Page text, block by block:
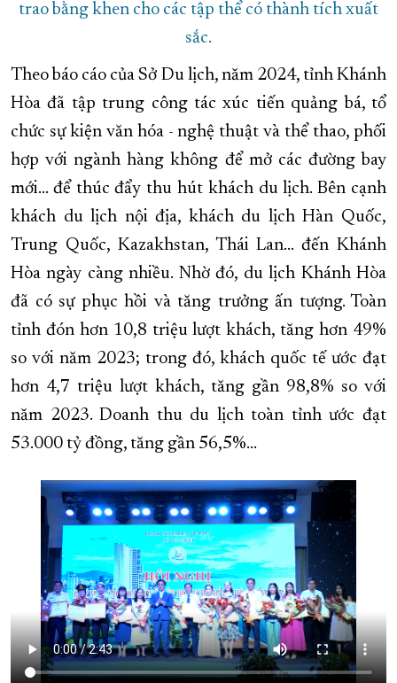
trao bằng khen cho các tập thể có thành tích xuất
sắc.
Theo báo cáo của Sở Du lịch, năm 2024, tỉnh Khánh
Hòa đã tập trung công tác xúc tiến quảng bá, tổ
chức sự kiện văn hóa - nghệ thuật và thể thao, phối
hợp với ngành hàng không để mở các đường bay
mới… để thúc đẩy thu hút khách du lịch. Bên cạnh
khách du lịch nội địa, khách du lịch Hàn Quốc,
Trung Quốc, Kazakhstan, Thái Lan… đến Khánh
Hòa ngày càng nhiều. Nhờ đó, du lịch Khánh Hòa
đã có sự phục hồi và tăng trưởng ấn tượng. Toàn
tỉnh đón hơn 10,8 triệu lượt khách, tăng hơn 49%
so với năm 2023; trong đó, khách quốc tế ước đạt
hơn 4,7 triệu lượt khách, tăng gần 98,8% so với
năm 2023. Doanh thu du lịch toàn tỉnh ước đạt
53.000 tỷ đồng, tăng gần 56,5%...